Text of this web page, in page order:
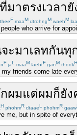
ที่มาตรงเวลายั
theeF maaM dtrohngM waehM laa
who arrive for
จะมาเลทกันทุ
F jaL maaM laehtF ganM thookH
my friends come late
ผมแต่ผมก็ยัง
H phohmR dtaaeL phohmR gaaw
me, but in spite of